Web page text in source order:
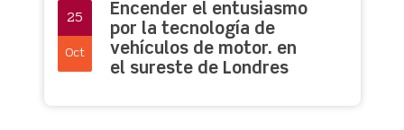
25
Oct
Encender el entusiasmo
por la tecnología de
vehículos de motor. en
el sureste de Londres